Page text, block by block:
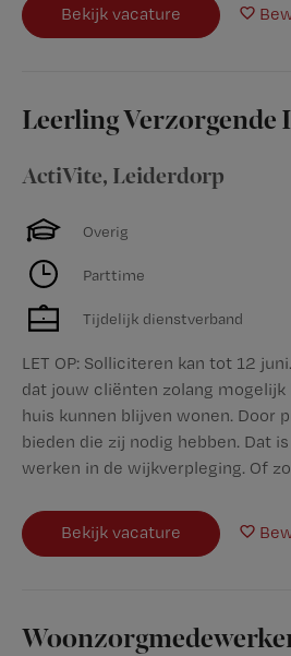
Bekijk vacature
Leerling Verzorgende
ActiVite, Leiderdorp
Overig
Parttime
Tijdelijk dienstverband
LET OP: Solliciteren kan tot 12
dat jouw cliënten zolang mogelijk
huis kunnen blijven wonen. Door
bieden die zij nodig hebben. Dat
werken in de wijkverpleging. Of
Bekijk vacature